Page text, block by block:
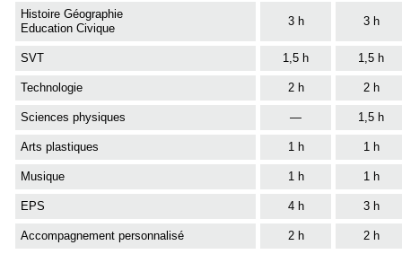
Histoire Géographie
Education Civique
3 h 3 h
SVT 1,5 h 1,5 h
Technologie 2 h 2 h
Sciences physiques — 1,5 h
Arts plastiques 1 h 1 h
Musique 1 h 1 h
EPS 4 h 3 h
Accompagnement personnalisé 2 h 2 h